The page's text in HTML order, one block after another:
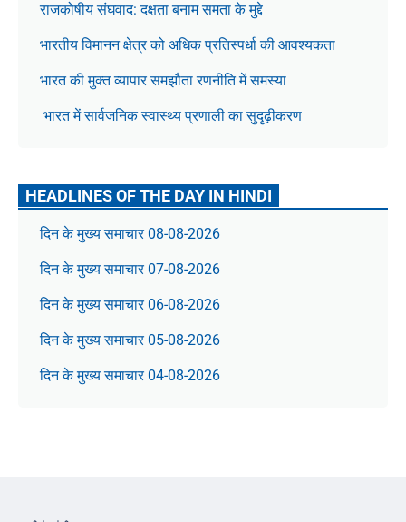
राजकोषीय संघवाद: दक्षता बनाम समता के मुद्दे
भारतीय विमानन क्षेत्र को अधिक प्रतिस्पर्धा की आवश्यकता
भारत की मुक्त व्यापार समझौता रणनीति में समस्या
भारत में सार्वजनिक स्वास्थ्य प्रणाली का सुदृढ़ीकरण
HEADLINES OF THE DAY IN HINDI
दिन के मुख्य समाचार 08-08-2026
दिन के मुख्य समाचार 07-08-2026
दिन के मुख्य समाचार 06-08-2026
दिन के मुख्य समाचार 05-08-2026
दिन के मुख्य समाचार 04-08-2026